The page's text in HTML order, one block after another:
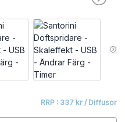
RRP : 337 kr / Diffusor